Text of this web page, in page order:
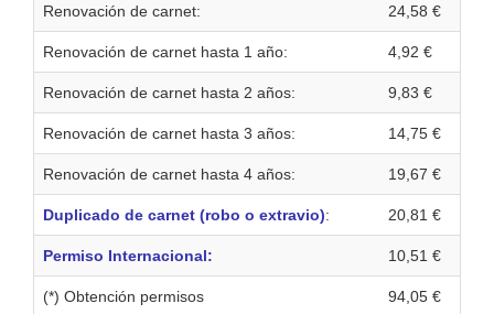
Renovación de carnet: 24,58 €
Renovación de carnet hasta 1 año: 4,92 €
Renovación de carnet hasta 2 años: 9,83 €
Renovación de carnet hasta 3 años: 14,75 €
Renovación de carnet hasta 4 años: 19,67 €
Duplicado de carnet (robo o extravio): 20,81 €
Permiso Internacional: 10,51 €
(*) Obtención permisos 94,05 €